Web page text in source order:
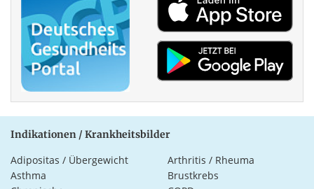
Indikationen / Krankheitsbilder
Adipositas / Übergewicht
Arthritis / Rheuma
Asthma
Brustkrebs